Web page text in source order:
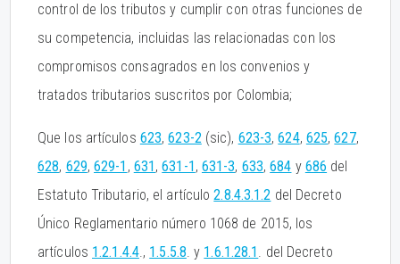
control de los tributos y cumplir con otras funciones de
su competencia, incluidas las relacionadas con los
compromisos consagrados en los convenios y
tratados tributarios suscritos por Colombia;
Que los artículos 623,623-2(sic), 623-3,624, 625,627,
628, 629,629-1 , 631,631-1, 631-3, 633,684 y 686 del
Estatuto Tributario, el artículo2.8.4.3.1.2 del Decreto
Único Reglamentario número 1068 de 2015, los
artículos 1.2.1.4.4., 1.5.5.8. y 1.6.1.28.1. del Decreto